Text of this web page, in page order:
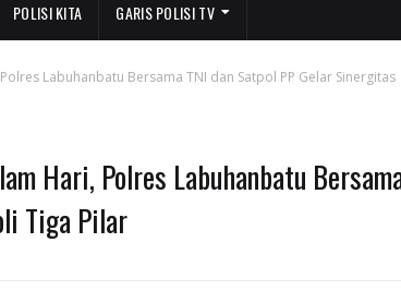
POLISI KITA GARIS POLISI TV
Labuhanbatu Bersama TNI dan Satpol PP Gelar Sinergitas
Hari, Polres Labuhanbatu
Tiga Pilar